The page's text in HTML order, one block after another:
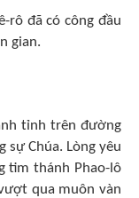
rô đã có công đầu
gian.
tỉnh trên đường
sự Chúa. Lòng yêu
tim thánh Phao-lô
qua muôn vàn